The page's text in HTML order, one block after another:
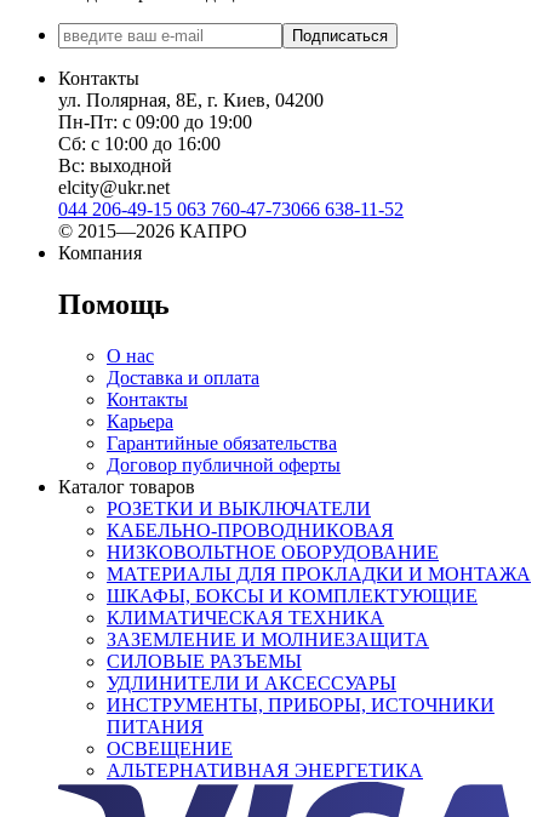
Подписаться
Контакты
ул. Полярная, 8Е, г. Киев, 04200
Пн-Пт: с 09:00 до 19:00
Сб: с 10:00 до 16:00
Вс: выходной
elcity@ukr.net
044 206-49-15 063 760-47-73066 638-11-52
© 2015—2026 КАПРО
Компания
Помощь
О нас
Доставка и оплата
Контакты
Карьера
Гарантийные обязательства
Договор публичной оферты
Каталог товаров
РОЗЕТКИ И ВЫКЛЮЧАТЕЛИ
КАБЕЛЬНО-ПРОВОДНИКОВАЯ
НИЗКОВОЛЬТНОЕ ОБОРУДОВАНИЕ
МАТЕРИАЛЫ ДЛЯ ПРОКЛАДКИ И МОНТАЖА
ШКАФЫ, БОКСЫ И КОМПЛЕКТУЮЩИЕ
КЛИМАТИЧЕСКАЯ ТЕХНИКА
ЗАЗЕМЛЕНИЕ И МОЛНИЕЗАЩИТА
СИЛОВЫЕ РАЗЪЕМЫ
УДЛИНИТЕЛИ И АКСЕССУАРЫ
ИНСТРУМЕНТЫ, ПРИБОРЫ, ИСТОЧНИКИ
ПИТАНИЯ
ОСВЕЩЕНИЕ
АЛЬТЕРНАТИВНАЯ ЭНЕРГЕТИКА